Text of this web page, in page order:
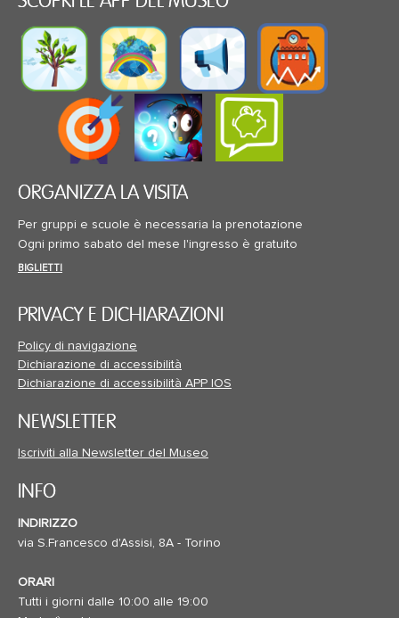
ORGANIZZA LA VISITA
Per gruppi e scuole è necessaria la prenotazione
Ogni primo sabato del mese l'ingresso è gratuito
BIGLIETTI
PRIVACY E DICHIARAZIONI
Policy di navigazione
Dichiarazione di accessibilità
Dichiarazione di accessibilità APP IOS
NEWSLETTER
Iscriviti alla Newsletter del Museo
INFO
INDIRIZZO
via S.Francesco d'Assisi, 8A - Torino
ORARI
Tutti i giorni dalle 10:00 alle 19:00